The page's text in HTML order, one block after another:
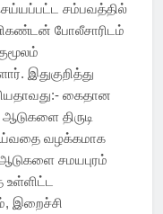
சம்பவத்தில்
போலீசாரிடம்
இதுகுறித்து
கைதான
திருடி
வழக்கமாக
சமயபுரம்
இறைச்சி